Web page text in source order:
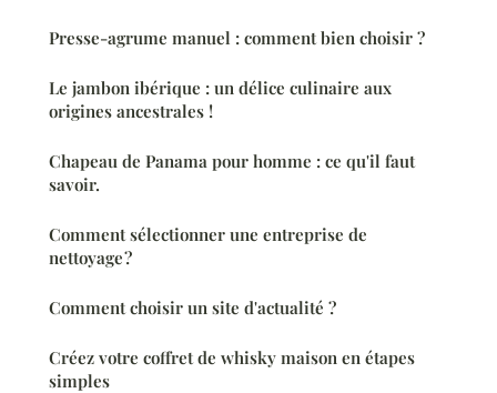
Presse-agrume manuel : comment bien choisir ?
Le jambon ibérique : un délice culinaire aux
origines ancestrales !
Chapeau de Panama pour homme : ce qu'il faut
savoir.
Comment sélectionner une entreprise de
nettoyage ?
Comment choisir un site d'actualité ?
Créez votre coffret de whisky maison en étapes
simples